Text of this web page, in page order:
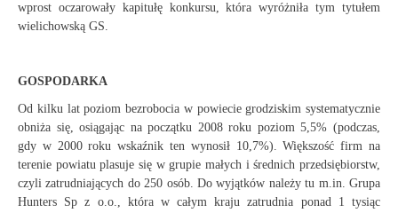
wprost oczarowały kapitułę konkursu, która wyróżniła tym tytułem
wielichowską GS.
GOSPODARKA
Od kilku lat poziom bezrobocia w powiecie grodziskim systematycznie
obniża się, osiągając na początku 2008 roku poziom 5,5% (podczas,
gdy w 2000 roku wskaźnik ten wynosił 10,7%). Większość firm na
terenie powiatu plasuje się w grupie małych i średnich przedsiębiorstw,
czyli zatrudniających do 250 osób. Do wyjątków należy tu m.in. Grupa
Hunters Sp z o.o., która w całym kraju zatrudnia ponad 1 tysiąc